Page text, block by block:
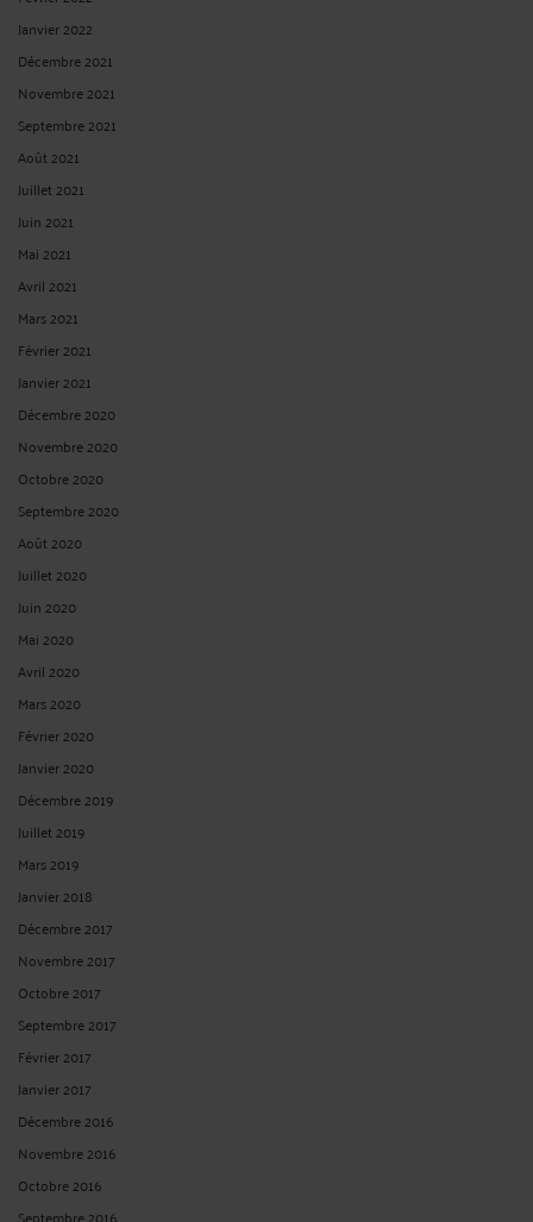
Janvier 2022
Décembre 2021
Novembre 2021
Septembre 2021
Août 2021
Juillet 2021
Juin 2021
Mai 2021
Avril 2021
Mars 2021
Février 2021
Janvier 2021
Décembre 2020
Novembre 2020
Octobre 2020
Septembre 2020
Août 2020
Juillet 2020
Juin 2020
Mai 2020
Avril 2020
Mars 2020
Février 2020
Janvier 2020
Décembre 2019
Juillet 2019
Mars 2019
Janvier 2018
Décembre 2017
Novembre 2017
Octobre 2017
Septembre 2017
Février 2017
Janvier 2017
Décembre 2016
Novembre 2016
Octobre 2016
Septembre 2016